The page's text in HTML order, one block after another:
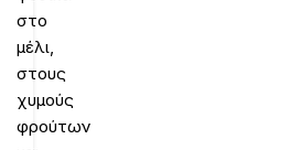
στο
μέλι,
στους
χυμούς
φρούτων